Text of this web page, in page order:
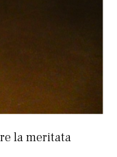
la meritata